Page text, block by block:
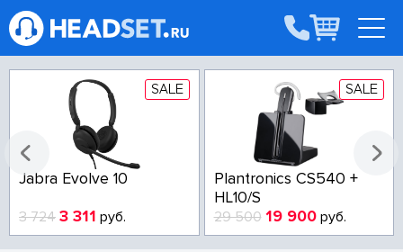
SALE
Jabra Evolve 10
3 724 3 311 руб.
SALE
Plantronics CS540 +
HL10/S
29 500 19 900руб.